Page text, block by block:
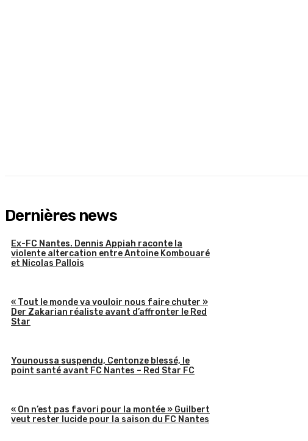
Dernières news
Ex-FC Nantes. Dennis Appiah raconte la
violente altercation entre Antoine Kombouaré
et Nicolas Pallois
« Tout le monde va vouloir nous faire chuter »
Der Zakarian réaliste avant d’affronter le Red
Star
Younoussa suspendu, Centonze blessé, le
point santé avant FC Nantes – Red Star FC
« On n’est pas favori pour la montée » Guilbert
veut rester lucide pour la saison du FC Nantes